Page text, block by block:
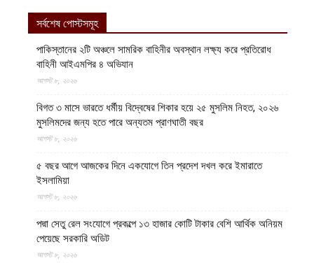
সর্বশেষ পোস্টসমূহ
পাকিস্তানের ২টি অঞ্চলে সামরিক বাহিনীর অবস্থান লক্ষ্য করে প্রতিরোধ
বাহিনী আইএমপির ৪ অভিযান
আগস্ট ৮, ২০২৬
বিগত ৩ মাসে ভারতে ধর্মীয় বিদ্বেষের শিকার হয়ে ২৫ মুসলিম নিহত, ২০২৬
মুসলিমদের জন্য হতে পারে অন্যতম প্রাণঘাতী বছর
আগস্ট ৮, ২০২৬
৫ বছর আগে আজকের দিনে একযোগে তিন প্রদেশ দখল করে ইমারাতে
ইসলামিয়া
আগস্ট ৮, ২০২৬
পদ্মা সেতু রেল সংযোগে প্রকল্পে ১৩ হাজার কোটি টাকার বেশি আর্থিক অনিয়ম
পেয়েছে সরকারি অডিট
আগস্ট ৮, ২০২৬